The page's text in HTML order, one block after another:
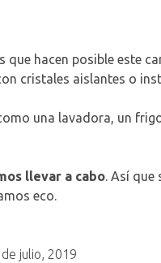
que hacen posible este
cristales aislantes o
una lavadora, un
llevar a cabo. Así que
eco.
julio, 2019